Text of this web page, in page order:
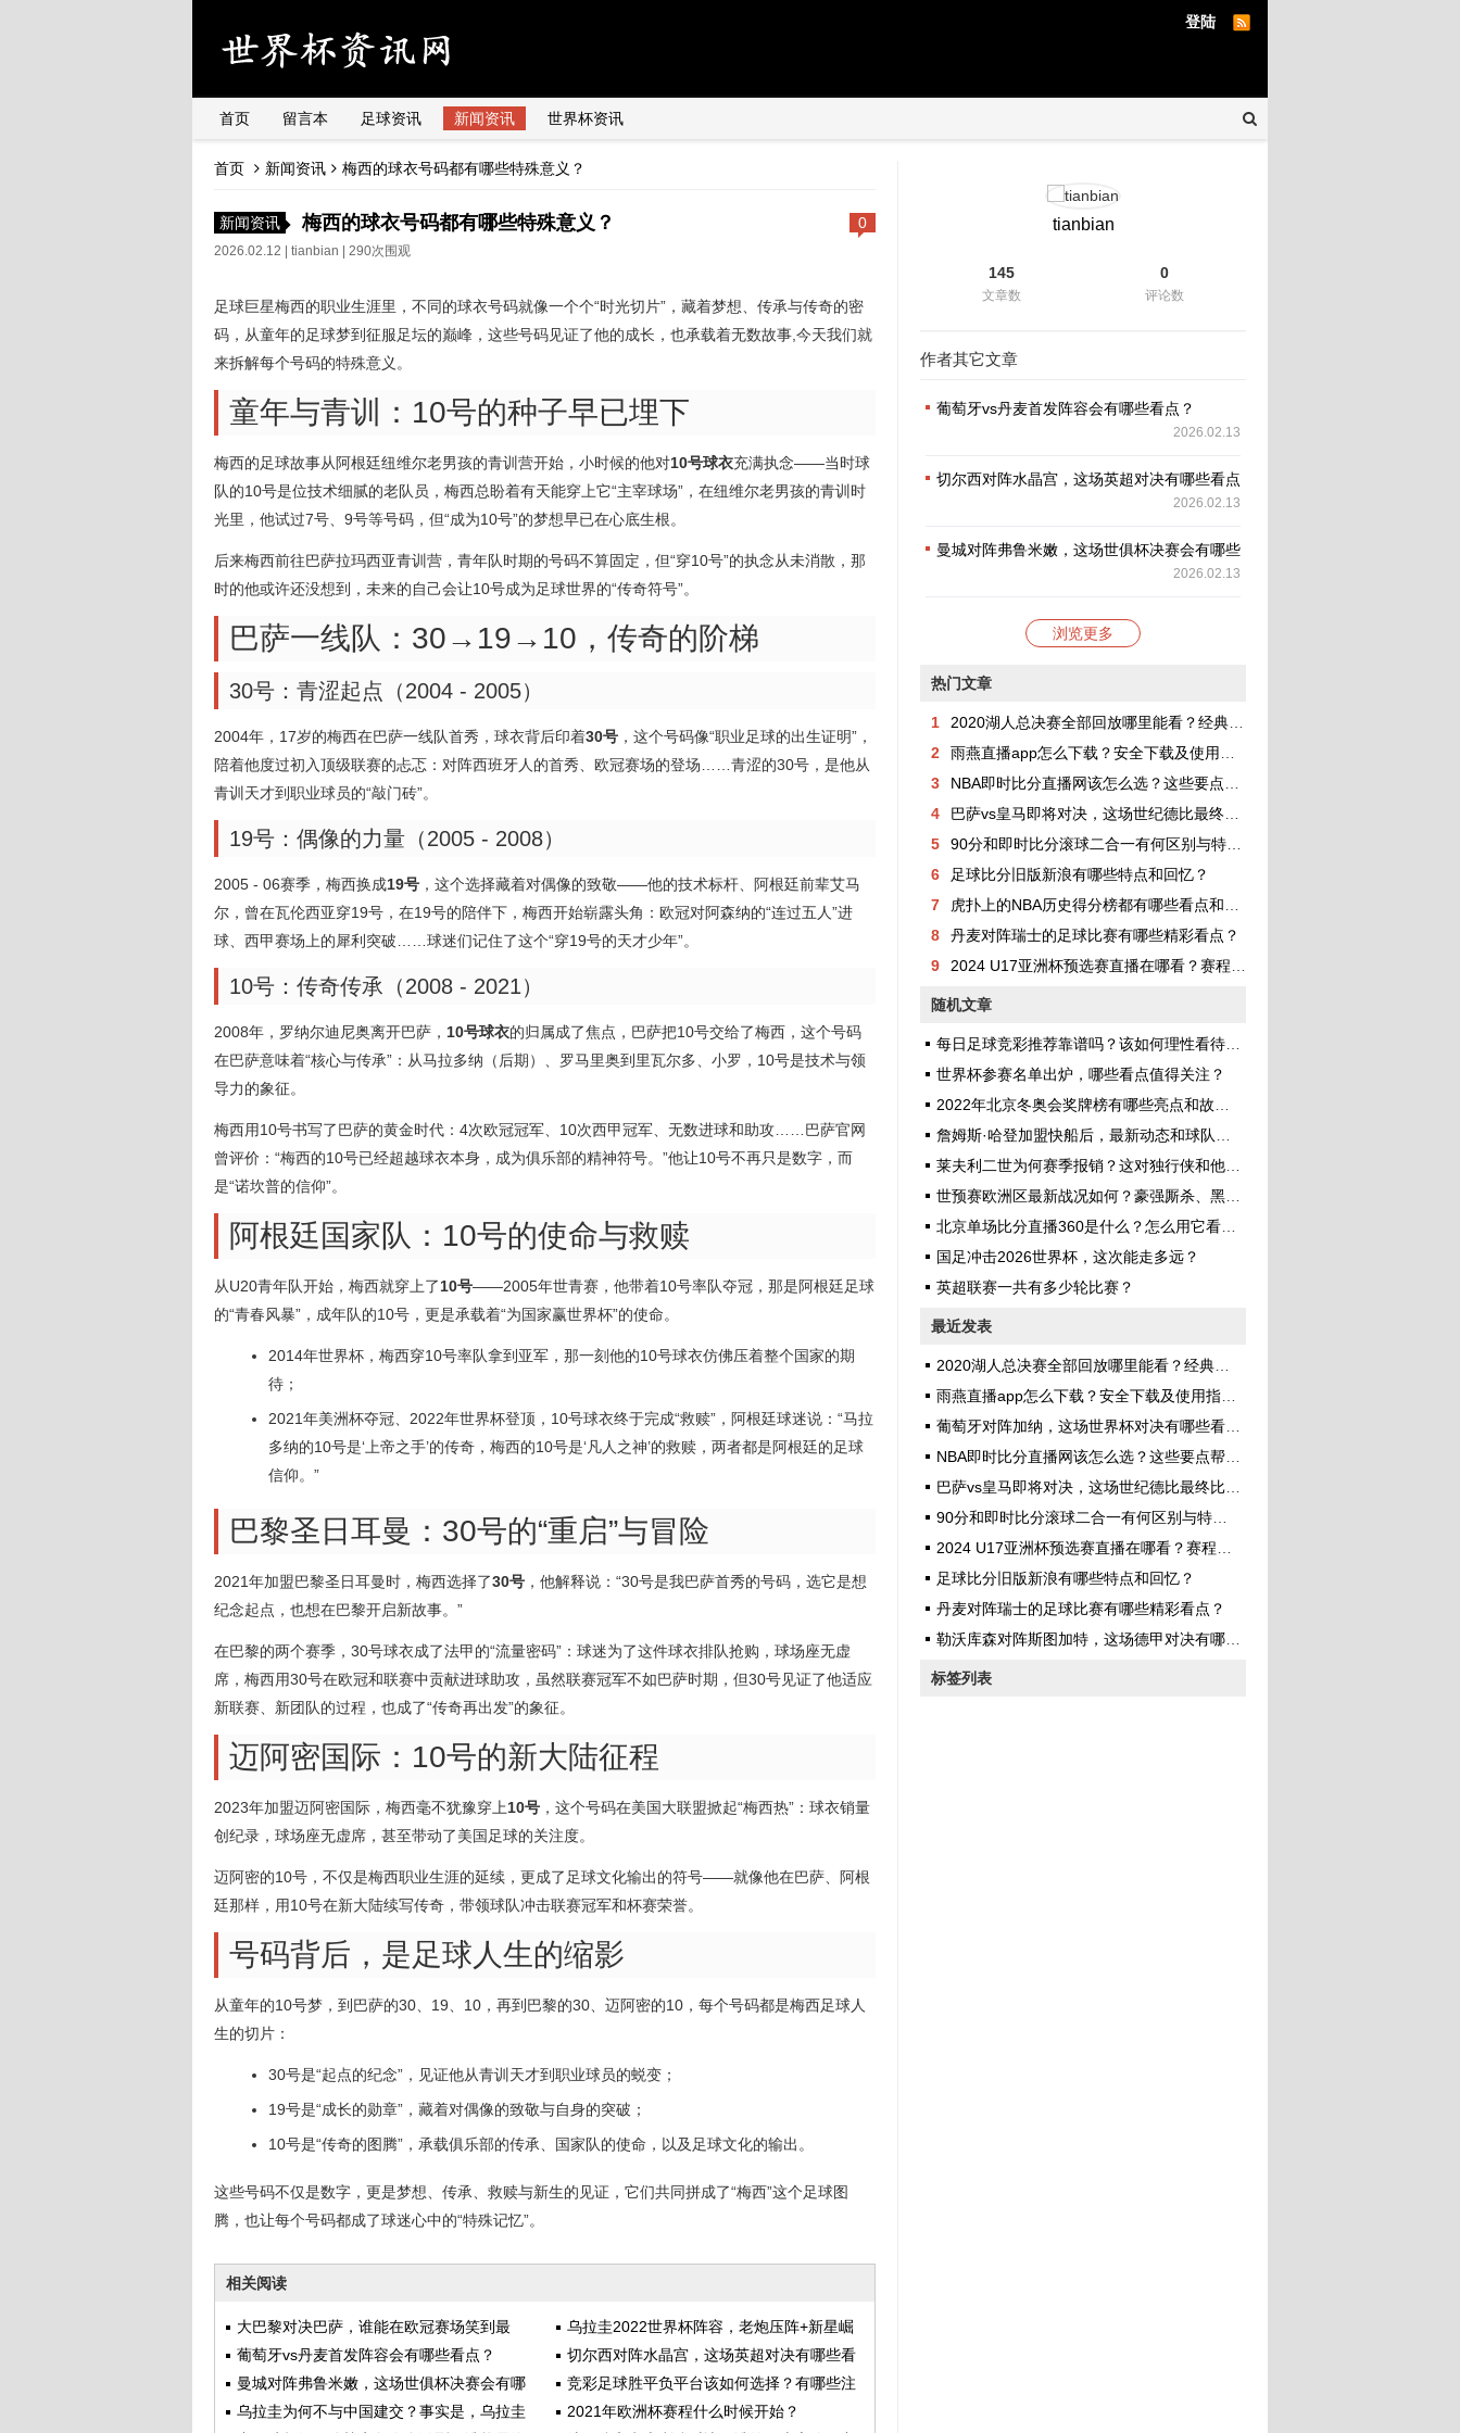
登陆
首页 留言本 足球资讯 新闻资讯 世界杯资讯
首页 新闻资讯 梅西的球衣号码都有哪些特殊意义？
新闻资讯 0
梅西的球衣号码都有哪些特殊意义？
2026.02.12 | tianbian | 290次围观
足球巨星梅西的职业生涯里，不同的球衣号码就像一个个“时光切片”，藏着梦想、传承与传奇的密
码，从童年的足球梦到征服足坛的巅峰，这些号码见证了他的成长，也承载着无数故事,今天我们就
来拆解每个号码的特殊意义。
童年与青训：10号的种子早已埋下
梅西的足球故事从阿根廷纽维尔老男孩的青训营开始，小时候的他对10号球衣充满执念——当时球
队的10号是位技术细腻的老队员，梅西总盼着有天能穿上它“主宰球场”，在纽维尔老男孩的青训时
光里，他试过7号、9号等号码，但“成为10号”的梦想早已在心底生根。
后来梅西前往巴萨拉玛西亚青训营，青年队时期的号码不算固定，但“穿10号”的执念从未消散，那
时的他或许还没想到，未来的自己会让10号成为足球世界的“传奇符号”。
巴萨一线队：30→19→10，传奇的阶梯
30号：青涩起点（2004 - 2005）
2004年，17岁的梅西在巴萨一线队首秀，球衣背后印着30号 ，这个号码像“职业足球的出生证明”，
陪着他度过初入顶级联赛的忐忑：对阵西班牙人的首秀、欧冠赛场的登场……青涩的30号，是他从
青训天才到职业球员的“敲门砖”。
19号：偶像的力量（2005 - 2008）
2005 - 06赛季，梅西换成19号 ，这个选择藏着对偶像的致敬——他的技术标杆、阿根廷前辈艾马
尔，曾在瓦伦西亚穿19号，在19号的陪伴下，梅西开始崭露头角：欧冠对阿森纳的“连过五人”进
球、西甲赛场上的犀利突破……球迷们记住了这个“穿19号的天才少年”。
10号：传奇传承（2008 - 2021）
2008年，罗纳尔迪尼奥离开巴萨， 10号球衣的归属成了焦点，巴萨把10号交给了梅西，这个号码
在巴萨意味着“核心与传承”：从马拉多纳（后期）、罗马里奥到里瓦尔多、小罗，10号是技术与领
导力的象征。
梅西用10号书写了巴萨的黄金时代：4次欧冠冠军、10次西甲冠军、无数进球和助攻……巴萨官网
曾评价：“梅西的10号已经超越球衣本身，成为俱乐部的精神符号。”他让10号不再只是数字，而
是“诺坎普的信仰”。
阿根廷国家队：10号的使命与救赎
从U20青年队开始，梅西就穿上了10号——2005年世青赛，他带着10号率队夺冠，那是阿根廷足球
的“青春风暴”，成年队的10号，更是承载着“为国家赢世界杯”的使命。
2014年世界杯，梅西穿10号率队拿到亚军，那一刻他的10号球衣仿佛压着整个国家的期
待；
2021年美洲杯夺冠、2022年世界杯登顶，10号球衣终于完成“救赎”，阿根廷球迷说：“马拉
多纳的10号是‘上帝之手’的传奇，梅西的10号是‘凡人之神’的救赎，两者都是阿根廷的足球
信仰。”
巴黎圣日耳曼：30号的“重启”与冒险
2021年加盟巴黎圣日耳曼时，梅西选择了30号 ，他解释说：“30号是我巴萨首秀的号码，选它是想
纪念起点，也想在巴黎开启新故事。”
在巴黎的两个赛季，30号球衣成了法甲的“流量密码”：球迷为了这件球衣排队抢购，球场座无虚
席，梅西用30号在欧冠和联赛中贡献进球助攻，虽然联赛冠军不如巴萨时期，但30号见证了他适应
新联赛、新团队的过程，也成了“传奇再出发”的象征。
迈阿密国际：10号的新大陆征程
2023年加盟迈阿密国际，梅西毫不犹豫穿上10号 ，这个号码在美国大联盟掀起“梅西热”：球衣销量
创纪录，球场座无虚席，甚至带动了美国足球的关注度。
迈阿密的10号，不仅是梅西职业生涯的延续，更成了足球文化输出的符号——就像他在巴萨、阿根
廷那样，用10号在新大陆续写传奇，带领球队冲击联赛冠军和杯赛荣誉。
号码背后，是足球人生的缩影
从童年的10号梦，到巴萨的30、19、10，再到巴黎的30、迈阿密的10，每个号码都是梅西足球人
生的切片：
30号是“起点的纪念”，见证他从青训天才到职业球员的蜕变；
19号是“成长的勋章”，藏着对偶像的致敬与自身的突破；
10号是“传奇的图腾”，承载俱乐部的传承、国家队的使命，以及足球文化的输出。
这些号码不仅是数字，更是梦想、传承、救赎与新生的见证，它们共同拼成了“梅西”这个足球图
腾，也让每个号码都成了球迷心中的“特殊记忆”。
相关阅读
大巴黎对决巴萨，谁能在欧冠赛场笑到最
后？
乌拉圭2022世界杯阵容，老炮压阵+新星崛
起，能否续写荣光？
葡萄牙vs丹麦首发阵容会有哪些看点？
切尔西对阵水晶宫，这场英超对决有哪些看
点和悬念？
曼城对阵弗鲁米嫩，这场世俱杯决赛会有哪
些看点？
竞彩足球胜平负平台该如何选择？有哪些注
意事项？
乌拉圭为何不与中国建交？事实是，乌拉圭
2021年欧洲杯赛程什么时候开始？
tianbian
145
文章数
0
评论数
作者其它文章
葡萄牙vs丹麦首发阵容会有哪些看点？
2026.02.13
切尔西对阵水晶宫，这场英超对决有哪些看点和悬念？
2026.02.13
曼城对阵弗鲁米嫩，这场世俱杯决赛会有哪些看点？
2026.02.13
浏览更多
热门文章
1
2020湖人总决赛全部回放哪里能看？经典战役细节与精彩瞬间全解析
2
雨燕直播app怎么下载？安全下载及使用指南全解析
3
NBA即时比分直播网该怎么选？这些要点帮你找到靠谱平台
4
巴萨vs皇马即将对决，这场世纪德比最终比分会是多少？
5
90分和即时比分滚球二合一有何区别与特点？
6
足球比分旧版新浪有哪些特点和回忆？
7
虎扑上的NBA历史得分榜都有哪些看点和细节？
8
丹麦对阵瑞士的足球比赛有哪些精彩看点？
9
2024 U17亚洲杯预选赛直播在哪看？赛程、参赛队和看点全解析
随机文章
每日足球竞彩推荐靠谱吗？该如何理性看待和使用？
世界杯参赛名单出炉，哪些看点值得关注？
2022年北京冬奥会奖牌榜有哪些亮点和故事？
詹姆斯·哈登加盟快船后，最新动态和球队影响如何？
莱夫利二世为何赛季报销？这对独行侠和他自身意味着什么？
世预赛欧洲区最新战况如何？豪强厮杀、黑马涌现亮点多！
北京单场比分直播360是什么？怎么用它看赛事直播？
国足冲击2026世界杯，这次能走多远？
英超联赛一共有多少轮比赛？
最近发表
2020湖人总决赛全部回放哪里能看？经典战役细节与精彩瞬间全解析
雨燕直播app怎么下载？安全下载及使用指南全解析
葡萄牙对阵加纳，这场世界杯对决有哪些看点和关键因素？
NBA即时比分直播网该怎么选？这些要点帮你找到靠谱平台
巴萨vs皇马即将对决，这场世纪德比最终比分会是多少？
90分和即时比分滚球二合一有何区别与特点？
2024 U17亚洲杯预选赛直播在哪看？赛程、参赛队和看点全解析
足球比分旧版新浪有哪些特点和回忆？
丹麦对阵瑞士的足球比赛有哪些精彩看点？
勒沃库森对阵斯图加特，这场德甲对决有哪些看点？
标签列表